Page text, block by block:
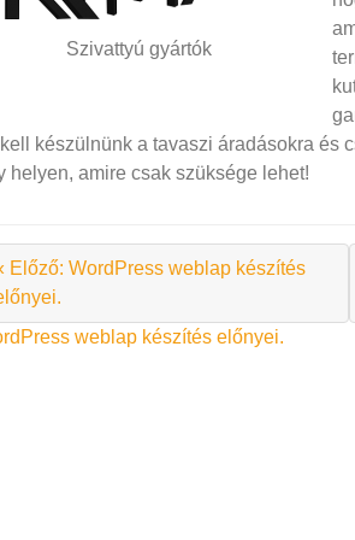
Szivattyú gyártók
készülnünk a tavaszi áradásokra és
helyen, amire csak szüksége lehet!
Előző: WordPress weblap készítés
weblap készítés előnyei.